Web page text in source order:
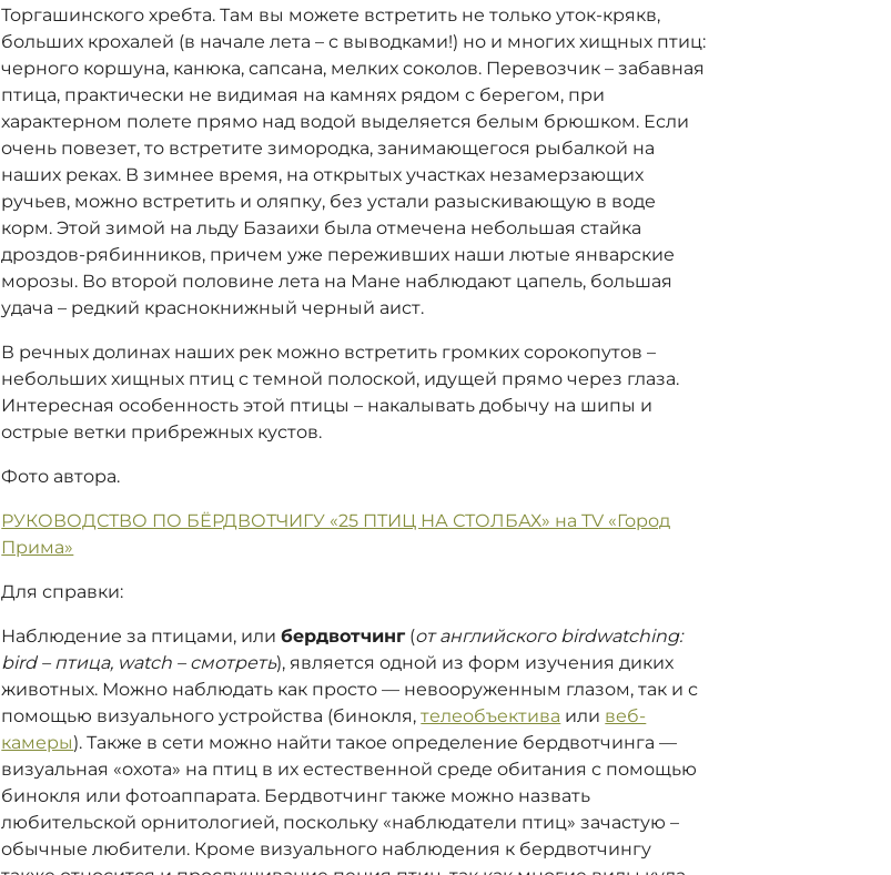
Торгашинского хребта. Там вы можете встретить не только уток-крякв,
больших крохалей (в начале лета – с выводками!) но и многих хищных птиц:
черного коршуна, канюка, сапсана, мелких соколов. Перевозчик – забавная
птица, практически не видимая на камнях рядом с берегом, при
характерном полете прямо над водой выделяется белым брюшком. Если
очень повезет, то встретите зимородка, занимающегося рыбалкой на
наших реках. В зимнее время, на открытых участках незамерзающих
ручьев, можно встретить и оляпку, без устали разыскивающую в воде
корм. Этой зимой на льду Базаихи была отмечена небольшая стайка
дроздов-рябинников, причем уже переживших наши лютые январские
морозы. Во второй половине лета на Мане наблюдают цапель, большая
удача – редкий краснокнижный черный аист.
В речных долинах наших рек можно встретить громких сорокопутов –
небольших хищных птиц с темной полоской, идущей прямо через глаза.
Интересная особенность этой птицы – накалывать добычу на шипы и
острые ветки прибрежных кустов.
Фото автора.
РУКОВОДСТВО ПО БЁРДВОТЧИГУ «25 ПТИЦ НА СТОЛБАХ» на TV «Город
Прима»
Для справки:
Наблюдение за птицами, илибердвотчинг (от английского birdwatching:
bird – птица, watch – смотреть), является одной из форм изучения диких
животных. Можно наблюдать как просто — невооруженным глазом, так и с
помощью визуального устройства (бинокля,телеобъектива или веб-
камеры). Также в сети можно найти такое определение бердвотчинга —
визуальная «охота» на птиц в их естественной среде обитания с помощью
бинокля или фотоаппарата. Бердвотчинг также можно назвать
любительской орнитологией, поскольку «наблюдатели птиц» зачастую –
обычные любители. Кроме визуального наблюдения к бердвотчингу